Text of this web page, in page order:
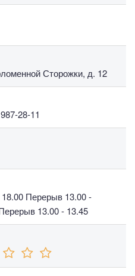
Сторожки, д. 12
28-11
Перерыв 13.00 -
13.00 - 13.45